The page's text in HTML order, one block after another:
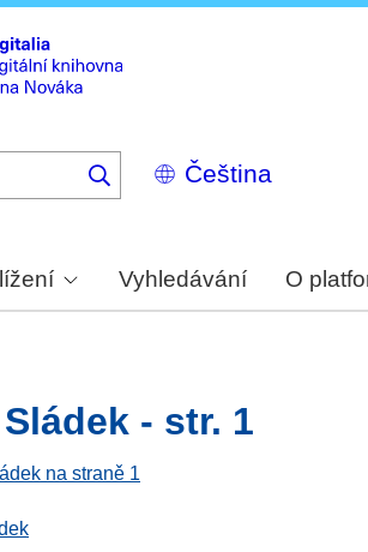
Select
your
Vyhledávání O
- str. 1
na straně 1